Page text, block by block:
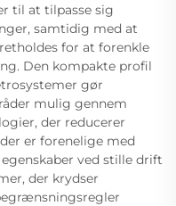
til at tilpasse sig
samtidig med at
for at forenkle
Den kompakte profil
gør
mulig gennem
der reducerer
er forenelige med
ved stille drift
der krydser